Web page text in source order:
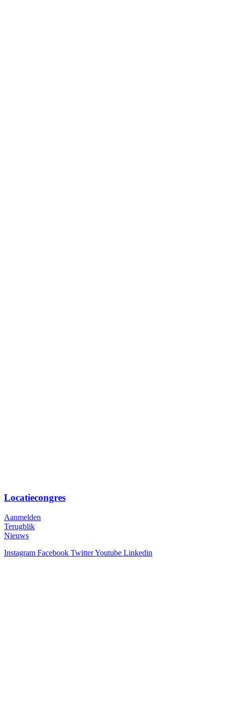
Locatiecongres
Aanmelden
Terugblik
Nieuws
Instagram Facebook TwitterYoutube Linkedin